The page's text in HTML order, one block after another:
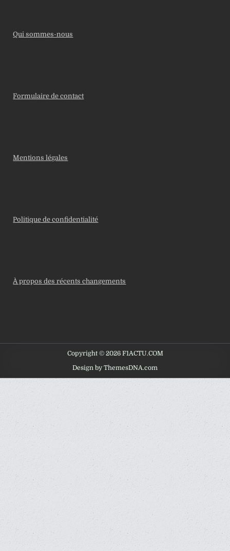
Qui sommes-nous
Formulaire de contact
Mentions légales
Politique de confidentialité
À propos des récents changements
Copyright © 2026 F1ACTU.COM
Design by ThemesDNA.com